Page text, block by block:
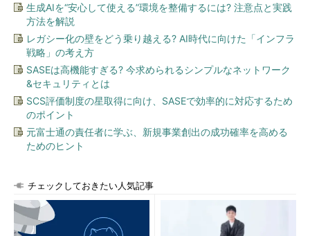
生成AIを“安心して使える”環境を整備するには? 注意点と実践
方法を解説
レガシー化の壁をどう乗り越える? AI時代に向けた「インフラ
戦略」の考え方
SASEは高機能すぎる? 今求められるシンプルなネットワーク
&セキュリティとは
SCS評価制度の星取得に向け、SASEで効率的に対応するため
のポイント
元富士通の責任者に学ぶ、新規事業創出の成功確率を高める
ためのヒント
チェックしておきたい人気記事